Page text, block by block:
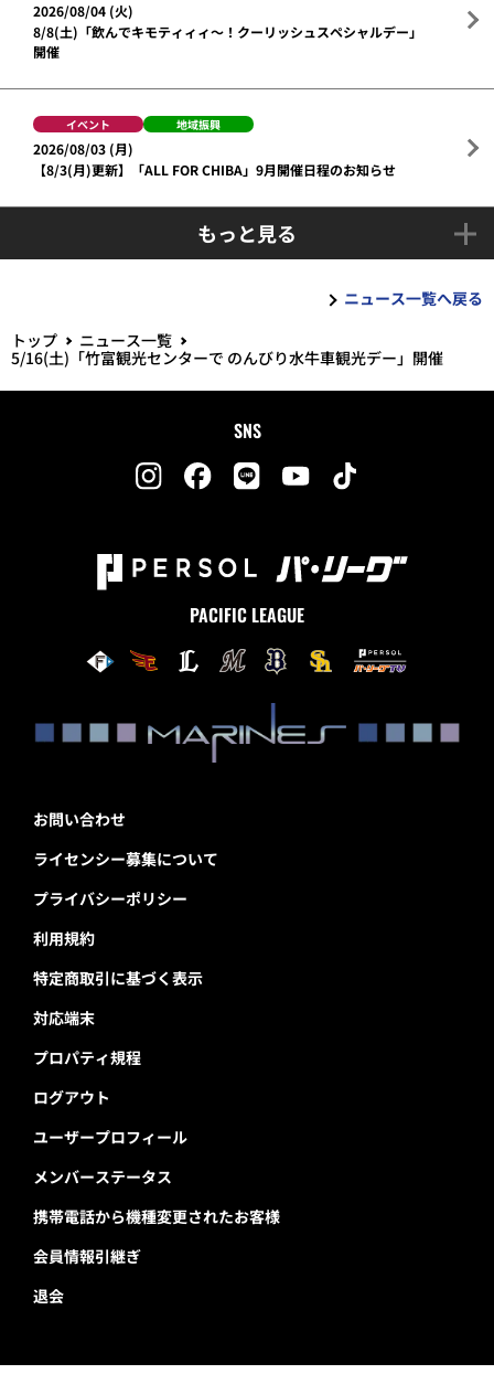
2026/08/04 (火)
8/8(土)「飲んでキモティィィ～！クーリッシュスペシャルデー」
開催
イベント 地域振興
2026/08/03 (月)
【8/3(月)更新】「ALL FOR CHIBA」9月開催日程のお知らせ
もっと見る
ニュース一覧へ戻る
トップ
ニュース一覧
5/16(土)「竹富観光センターで のんびり水牛車観光デー」開催
SNS
PACIFIC LEAGUE
お問い合わせ
ライセンシー募集について
プライバシーポリシー
利用規約
特定商取引に基づく表示
対応端末
プロパティ規程
ログアウト
ユーザープロフィール
メンバーステータス
携帯電話から機種変更されたお客様
会員情報引継ぎ
退会